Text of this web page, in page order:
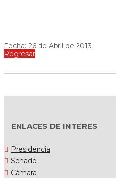
Fecha: 26 de Abril de 2013
Regresar
ENLACES DE INTERES
Presidencia
Senado
Cámara